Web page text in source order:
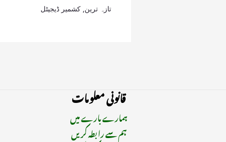
تازہ ترین کشمیر ڈیجیٹل
قانونی معلومات
ہمارے بارے میں
ہم سے رابطہ کریں